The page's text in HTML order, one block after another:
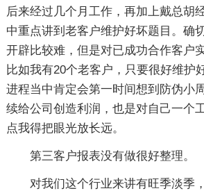
后来经过几个月工作，再加上戴总胡
中重点讲到老客户维护好坏题目。确
开辟比较难，但是对已成功合作客户
比如我有20个老客户，只要很好维护
进程当中肯定会第一时间想到防伪小
续给公司创造利润，也是对自己一个
点我得把眼光放长远。
第三客户报表没有做很好整理。
对我们这个行业来讲有旺季淡季